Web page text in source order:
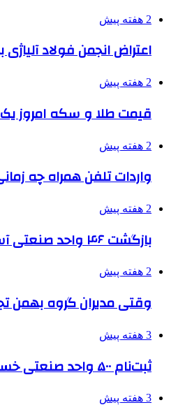
2 هفته پیش
اعتراض انجمن فولاد
2 هفته پیش
قیمت طلا و سکه امروز یک مرداد؛
2 هفته پیش
واردات تلفن همراه چه
2 هفته پیش
بازگشت ۴۶ واحد صنعتی آسیب‌دیده دو جنگ اخیر البرز به چرخه تولید
2 هفته پیش
وقتی مدیران گروه بهمن
3 هفته پیش
ثبت‌نام ۵۰۰ واحد صنعتی خسارت‌دیده جنگ برای دریافت تسهیلات
3 هفته پیش